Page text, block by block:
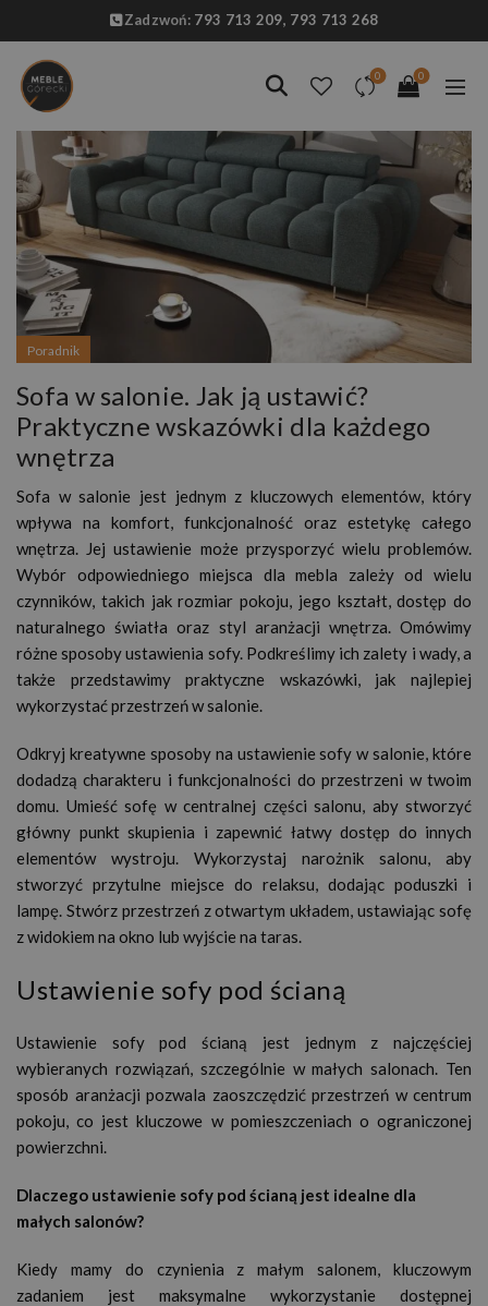
Zadzwoń: 793 713 209, 793 713 268
0 0
Poradnik
Sofa w salonie. Jak ją ustawić?
Praktyczne wskazówki dla każdego
wnętrza
Sofa w salonie jest jednym z kluczowych elementów, który
wpływa na komfort, funkcjonalność oraz estetykę całego
wnętrza. Jej ustawienie może przysporzyć wielu problemów.
Wybór odpowiedniego miejsca dla mebla zależy od wielu
czynników, takich jak rozmiar pokoju, jego kształt, dostęp do
naturalnego światła oraz styl aranżacji wnętrza. Omówimy
różne sposoby ustawienia sofy. Podkreślimy ich zalety i wady, a
także przedstawimy praktyczne wskazówki, jak najlepiej
wykorzystać przestrzeń w salonie.
Odkryj kreatywne sposoby na ustawienie sofy w salonie, które
dodadzą charakteru i funkcjonalności do przestrzeni w twoim
domu. Umieść sofę w centralnej części salonu, aby stworzyć
główny punkt skupienia i zapewnić łatwy dostęp do innych
elementów wystroju. Wykorzystaj narożnik salonu, aby
stworzyć przytulne miejsce do relaksu, dodając poduszki i
lampę. Stwórz przestrzeń z otwartym układem, ustawiając sofę
z widokiem na okno lub wyjście na taras.
Ustawienie sofy pod ścianą
Ustawienie sofy pod ścianą jest jednym z najczęściej
wybieranych rozwiązań, szczególnie w małych salonach. Ten
sposób aranżacji pozwala zaoszczędzić przestrzeń w centrum
pokoju, co jest kluczowe w pomieszczeniach o ograniczonej
powierzchni.
Dlaczego ustawienie sofy pod ścianą jest idealne dla
małych salonów?
Kiedy mamy do czynienia z małym salonem, kluczowym
zadaniem jest maksymalne wykorzystanie dostępnej